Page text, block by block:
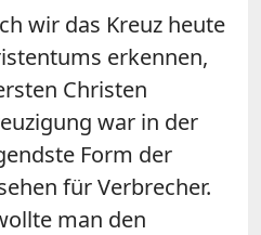
wir das Kreuz heute
erkennen,
Christen
war in der
Form der
für Verbrecher.
man den